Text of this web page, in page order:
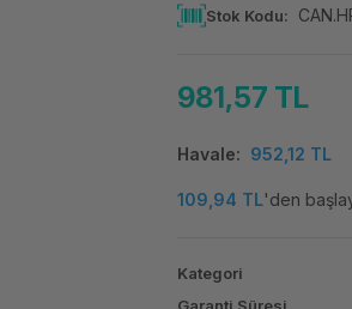
Stok Kodu
981,57 TL
Havale 952,12 TL
109,94 TL'den
Kategori